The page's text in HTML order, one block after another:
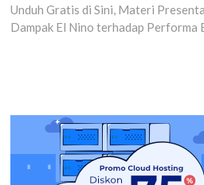
post:
Unduh Gratis di Sini, Materi
Dampak El Nino terhadap Performa